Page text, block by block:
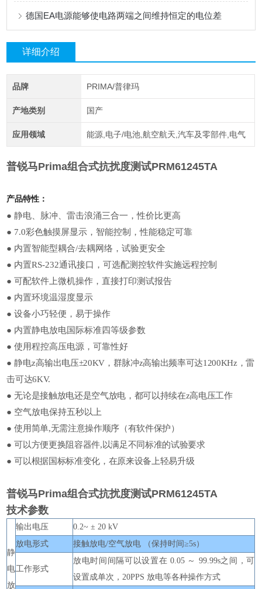
德国EA电源能够使电路两端之间维持恒定的电位差
详细介绍
品牌 PRIMA/普律玛
产地类别 国产
应用领域 能源,电子/电池,航空航天,汽车及零部件,电气
普锐马Prima组合式抗扰度测试PRM61245TA
产品特性：
●静电、脉冲、雷击浪涌三合一，性价比更高
● 7.0彩色触摸屏显示，智能控制，性能稳定可靠
● 内置智能型耦合/去耦网络，试验更安全
● 内置RS-232通讯接口，可选配测控软件实施远程控制
●可配软件上微机操作，直接打印测试报告
● 内置环境温湿度显示
●设备小巧轻便，易于操作
● 内置静电放电国际标准四等级参数
●使用程控高压电源，可靠性好
●静电z高输出电压±20KV，群脉冲z高输出频率可达1200KHz，雷
击可达6KV.
●无论是接触放电还是空气放电，都可以持续在z高电压工作
● 空气放电保持五秒以上
●使用简单,无需注意操作顺序（有软件保护）
●可以方便更换阻容器件,以满足不同标准的试验要求
●可以根据国标标准变化，在原来设备上轻易升级
普锐马Prima组合式抗扰度测试PRM61245TA
技术参数
静
电
放
输出电压
0.2~ ± 20 kV
放电形式
接触放电/空气放电 （保持时间≥5s）
工作形式
放电时间间隔可以设置在 0.05 ～ 99.99s之间，可
设置成单次，20PPS 放电等各种操作方式